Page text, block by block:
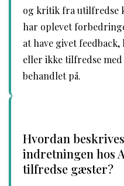
og kritik fra utilfredse
har oplevet
at have givet
eller ikke tilfredse
behandlet på.
Hvordan
indretningen hos
tilfredse gæster?